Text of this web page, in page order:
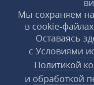
Мы сохраняем
в
Оставаясь
с Условиями
Политикой
и обработкой